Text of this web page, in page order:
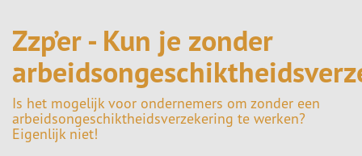
Zzp’er - Kun je zonder
Is het mogelijk voor ondernemers om zonder een
arbeidsongeschiktheidsverzekering te werken?
Eigenlijk niet!